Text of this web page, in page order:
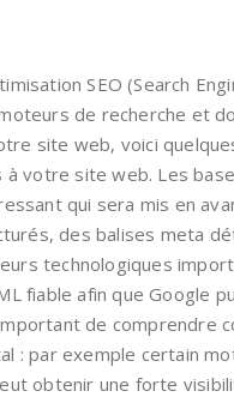
SEO (Search
de recherche et
site web, voici
à votre site web. Les
qui sera mis en
des balises meta
technologiques
fiable afin que Google
de comprendre
: par exemple certain
obtenir une forte